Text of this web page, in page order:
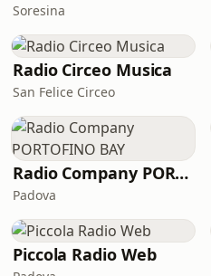
Soresina
Radio Circeo Musica
San Felice Circeo
Radio Company PORTOFINO BAY
Padova
Piccola Radio Web